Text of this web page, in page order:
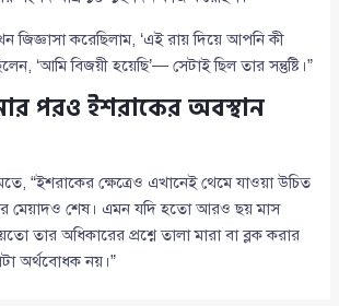
জিজ্ঞাসা করেছিলাম, ‘এই রায় দিয়ে আপনি কী
‘আমি বিজয়ী হয়েছি’— সেটাই ছিল তার সন্তুষ্টি।”
পরও ইশরাকের অবস্থান
“ইশরাকের ক্ষেত্রেও এখানেই থেমে যাওয়া উচিত
মেয়াদও শেষ। এমন যদি হতো আরও ছয় মাস
তার অধিকারের প্রশ্নে তালা মারা বা ব্লক করার
অর্থবোধক নয়।”